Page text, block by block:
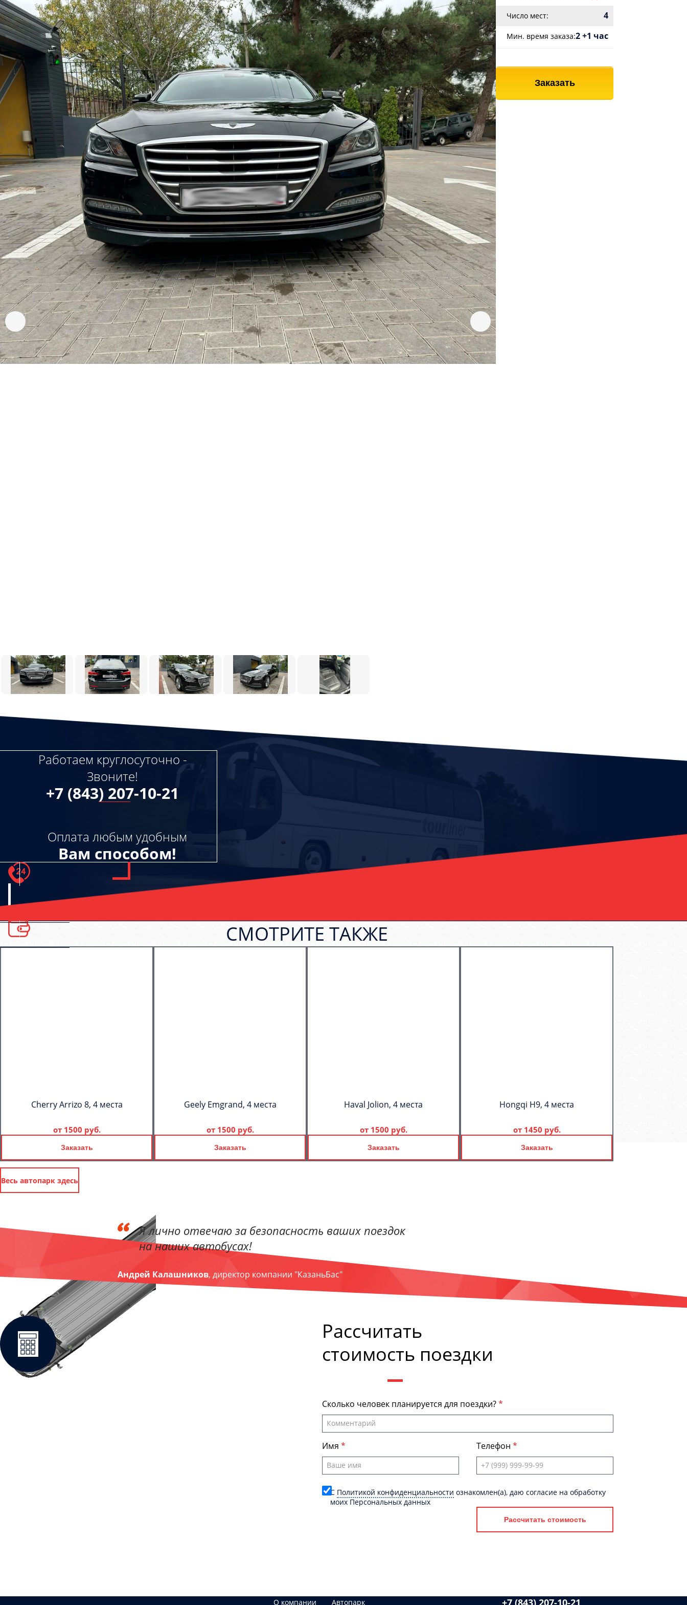
Число мест: 4
Мин. время заказа:2 +1 час
Заказать
Работаем круглосуточно -
Звоните!
+7 (843) 207-10-21
Оплата любым удобным
Вам способом!
СМОТРИТЕ ТАКЖЕ
Cherry Arrizo 8, 4 места
от 1500 руб.
Заказать
Geely Emgrand, 4 места
от 1500 руб.
Заказать
Haval Jolion, 4 места
от 1500 руб.
Заказать
Hongqi H9, 4 места
от 1450 руб.
Заказать
Весь автопарк здесь
Я лично отвечаю за безопасность ваших поездок
на наших автобусах!
Андрей Калашников, директор компании "КазаньБас"
Рассчитать
стоимость поездки
Сколько человек планируется для поездки?
Имя Телефон
C Политикой конфиденциальности ознакомлен(а), даю согласие на обработку
моих Персональных данных
Рассчитать стоимость
О компании Автопарк +7 (843) 207-10-21